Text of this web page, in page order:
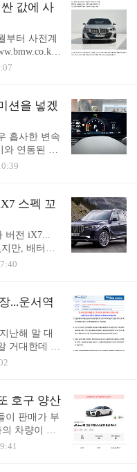
the
7-series-pro
Protection, t
models devel
값에 사
부터 사전계
간은 DC 급
30분 소요됩
까지 약 8
없이 사는 브
있을 테니
격을 보면, i
션을 넣겠
흡사한 변속
와 연동된 가
표시 최근 공
상 사운드
Sound +,
전동화 기
하게 주행
article/11
5 N' 세계 첫
스펙 꼬
버전 iX7...
만, 배터리
리걸음이란
u
BM
Update]
2027: P
[All new u..
...운서역
난해 말 대
거대한데 속
듯. 게다가
시설 문열어
= BMW코
센터와 파라
주차장 쪽
호구 양산
이 판매가 부
차량이 판
츠의 경우 1.